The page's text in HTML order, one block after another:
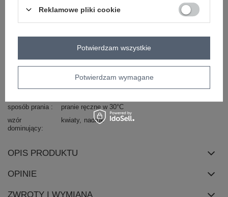
AT-PO-180301.84
materiał
bawełna
sposób prania
pranie ręczne w 30°C
wzór
dominujący
kwiaty nadruk
OPIS PRODUKTU
OPINIE
ZWROTY I WYMIANA
Reklamowe pliki cookie
Potwierdzam wymagane
Potwierdzam wszystkie